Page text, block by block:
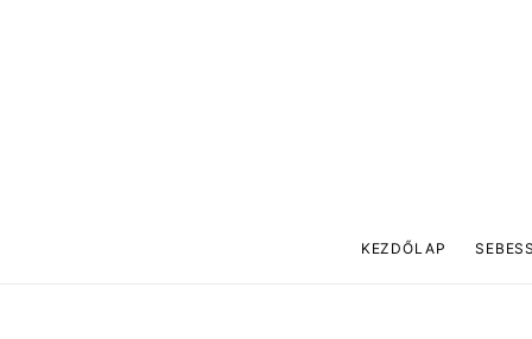
KEZDŐLAP